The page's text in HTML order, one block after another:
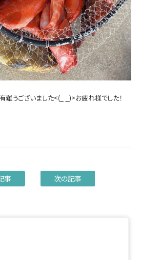
難うございました<(_ _)>お疲れ様でした！
事 次の記事